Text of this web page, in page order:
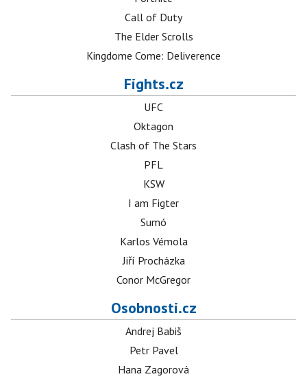
Call of Duty
The Elder Scrolls
Kingdome Come: Deliverence
Fights.cz
UFC
Oktagon
Clash of The Stars
PFL
KSW
I am Figter
Sumó
Karlos Vémola
Jiří Procházka
Conor McGregor
Osobnosti.cz
Andrej Babiš
Petr Pavel
Hana Zagorová